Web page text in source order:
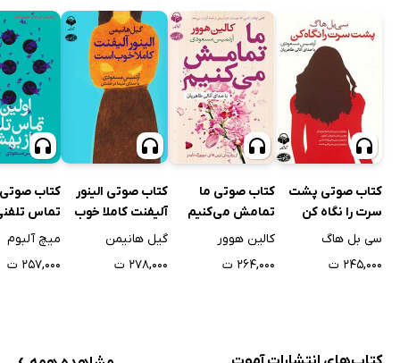
کتاب صوتی پشت
سرت را نگاه کن
سی بل هاگ
۲۴۵,۰۰۰ ت
کتاب صوتی ما
تمامش می‌کنیم
کالین هوور
۲۶۴,۰۰۰ ت
کتاب صوتی الینور
آلیفنت کاملا خوب
است
گیل هانیمن
۲۷۸,۰۰۰ ت
کتاب صوتی
تماس
بهشت
میچ آلبوم
۲۵۷,۰۰۰ ت